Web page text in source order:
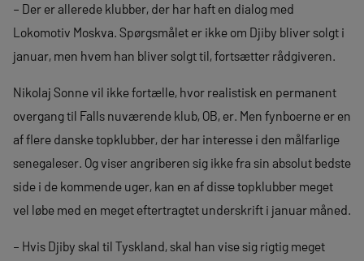
– Der er allerede klubber, der har haft en dialog med
Lokomotiv Moskva. Spørgsmålet er ikke om Djiby bliver solgt i
januar, men hvem han bliver solgt til, fortsætter rådgiveren.
Nikolaj Sonne vil ikke fortælle, hvor realistisk en permanent
overgang til Falls nuværende klub, OB, er. Men fynboerne er en
af flere danske topklubber, der har interesse i den målfarlige
senegaleser. Og viser angriberen sig ikke fra sin absolut bedste
side i de kommende uger, kan en af disse topklubber meget
vel løbe med en meget eftertragtet underskrift i januar måned.
– Hvis Djiby skal til Tyskland, skal han vise sig rigtig meget